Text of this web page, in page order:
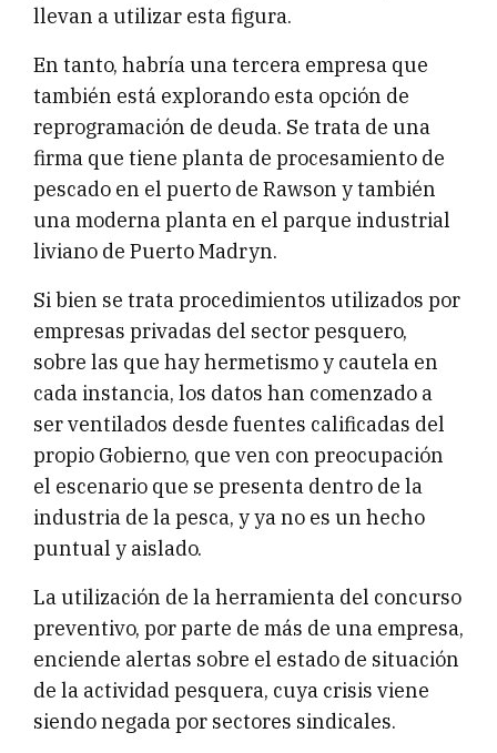
llevan a utilizar esta figura.
En tanto, habría una tercera empresa que
también está explorando esta opción de
reprogramación de deuda. Se trata de una
firma que tiene planta de procesamiento de
pescado en el puerto de Rawson y también
una moderna planta en el parque industrial
liviano de Puerto Madryn.
Si bien se trata procedimientos utilizados por
empresas privadas del sector pesquero,
sobre las que hay hermetismo y cautela en
cada instancia, los datos han comenzado a
ser ventilados desde fuentes calificadas del
propio Gobierno, que ven con preocupación
el escenario que se presenta dentro de la
industria de la pesca, y ya no es un hecho
puntual y aislado.
La utilización de la herramienta del concurso
preventivo, por parte de más de una empresa,
enciende alertas sobre el estado de situación
de la actividad pesquera, cuya crisis viene
siendo negada por sectores sindicales.